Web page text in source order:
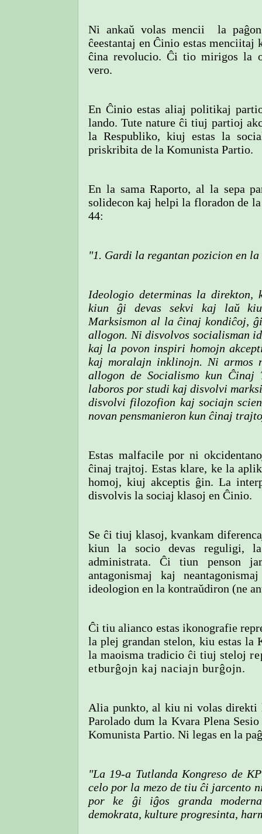
Ni ankaŭ volas mencii la
ĉeestantaj en Ĉinio estas menciitaj
ĉina revolucio. Ĉi tio mirigos la
vero.
En Ĉinio estas aliaj politikaj
lando. Tute nature ĉi tiuj partioj
la Respubliko, kiuj estas la
priskribita de la Komunista Partio.
En la sama Raporto, al la sepa
solidecon kaj helpi la floradon de
44:
"1. Gardi la regantan pozicion en
Ideologio determinas la
kiun ĝi devas sekvi kaj laŭ
Marksismon al la ĉinaj kondiĉoj,
allogon. Ni disvolvos socialisman
kaj la povon inspiri homojn
kaj moralajn inklinojn. Ni
allogon de Socialismo kun
laboros por studi kaj disvolvi
disvolvi filozofion kaj sociajn
novan pensmanieron kun ĉinaj
Estas malfacile por ni
ĉinaj trajtoj. Estas klare, ke la
homoj, kiuj akceptis ĝin. La
disvolvis la sociaj klasoj en Ĉinio.
Se ĉi tiuj klasoj, kvankam
kiun la socio devas reguligi,
administrata. Ĉi tiun penson
antagonismaj kaj
ideologion en la kontraŭdiron (ne
Ĉi tiu alianco estas ikonografie
la plej grandan stelon, kiu estas
la maoismatradicio ĉi tiuj steloj
etburĝojn kaj naciajn burĝojn.
Alia punkto, al kiu ni volas direkti
Parolado dum la Kvara Plena
Komunista Partio. Ni legas en la
"La 19-a Tutlanda Kongreso de KP
celo por la mezo de tiu ĉi jarcento
por ke ĝi iĝos granda
demokrata, kulture progresinta,